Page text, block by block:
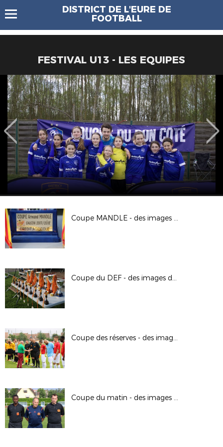
DISTRICT DE L'EURE DE
FOOTBALL
FESTIVAL U13 - LES EQUIPES
Coupe MANDLE - des images de la finale
Coupe du DEF - des images de la journée
Coupe des réserves - des images de la finale
Coupe du matin - des images de la finale